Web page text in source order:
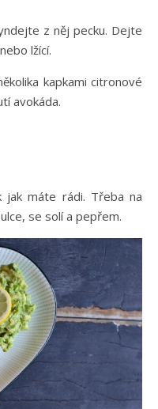
z něj pecku. Dejte
lžící.
kapkami citronové
avokáda.
jak máte rádi. Třeba na
se solí a pepřem.